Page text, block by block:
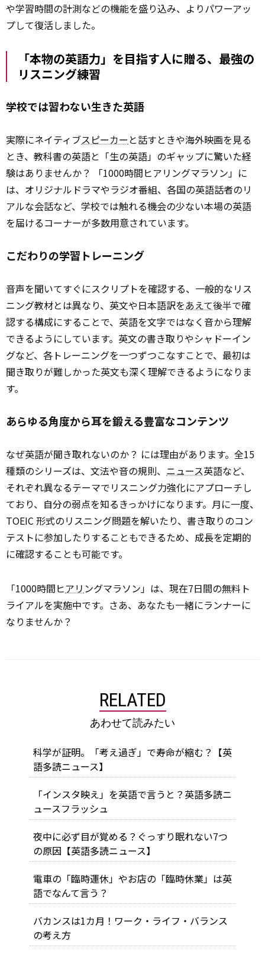
や学習時間の計測などの機能を盛り込み、よりパワーアッ
プして復活しました。
「本物の英語力」を目指す人に贈る、最強の
リスニング練習
学校では習わない生きた英語
実際にネイティブスピーカー と話すときや海外映画を見る
とき、教科書の英語と「生の英語」のギャップに驚いた経
験はありませんか？ 「1000時間ヒアリングマラソン」に
は、オリジナルドラマやラジオ番組、各国の英語話者のリ
アルな会話など、学校では触れる機会の少ない本場の英語
を届けるコーナーが多数用意されています。
こだわりの学習トレーニング
音声を聞いてすぐにスクリプトを確認する、一般的なリス
ニング教材とは異なり、英文や日本語訳をあえて後半で確
認する構成にすることで、英語を文字ではなく音から理解
できるようにしています。英文の書き取りやシャドーイン
グなど、各トレーニングを一つずつこなすことで、最初は
聞き取りが難しかった英文も深く理解できるようになりま
す。
あらゆる角度から耳を鍛える豊富なコンテンツ
なぜ英語が聞き取れないのか？ には理由があります。全15
種類のシリーズは、文法や音の規則、 ニュース英語など、
それぞれ異なるテーマでリスニング力強化にアプローチし
ており、自分の弱点を知るきっかけになります。月に一度、
TOEIC 形式のリスニング問題を解いたり、書き取りのコン
テストに参加したりすることもできるため、成長を定期的
に確認することも可能です。
「1000時間ヒアリ ングマラソン」は、現在7日間の無料ト
ライアルを実施中です。さあ、あなたも一緒にランナーに
なりませんか？
RELATED
あわせて読みたい
科学が証明。「考え過ぎ」で寿命が縮む？【英
語多読ニュース】
「インスタ映え」を英語で言うと？英語多読ニ
ュースフラッシュ
夜中に必ず目が覚める？ぐっすり眠れない7つ
の原因【英語多読ニュース】
電車の「臨時運休」やお店の「臨時休業」は英
語でなんて言う？
バカンスは1カ月！ワーク・ライフ・バランス
の考え方